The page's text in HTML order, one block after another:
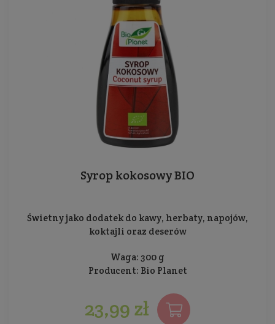
Syrop kokosowy BIO
Świetny jako dodatek do kawy, herbaty, napojów,
koktajli oraz deserów
Waga: 300 g
Producent: Bio Planet
23,99 zł